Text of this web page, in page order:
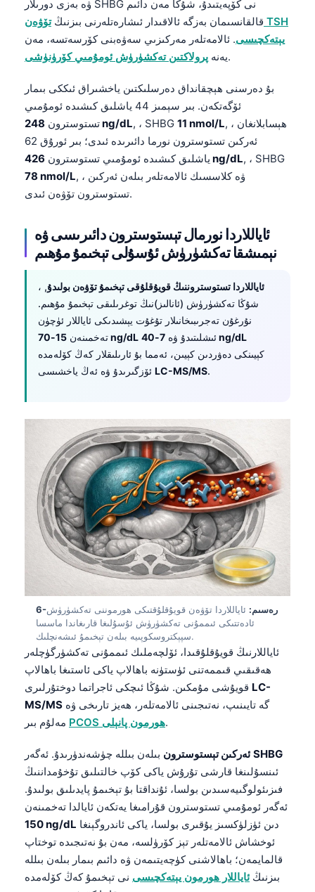
يېتەكچىسى. ئالامەتلەر مەركىزىي سەۋەبنى كۆرسەتسە، مەن
يەنەپرولاكتىن تەكشۈرۈش ئومۇمىي كۆرۈنۈشى .
ئۆگەتكەن. بىر سېمىز 44 ياشلىق كىشىدە ئومۇمىي
تستوسترون 248 ng/dL , ، SHBG11 nmol/L, ، ھېسابلانغان
ئەركىن تستوسترون نورما دائىرىدە ئىدى؛ بىر ئورۇق 62
ياشلىق كىشىدە ئومۇمىي تستوسترون426 ng/dL, ، SHBG
78 nmol/L, ، ۋە كلاسسىك ئالامەتلەر بىلەن ئەركىن
تستوسترون تۆۋەن ئىدى.
نېمىشقا تەكشۈرۈش ئۇسۇلى تېخىمۇ مۇھىم
شۇڭا تەكشۈرۈش (ئانالىز)نىڭ توغرىلىقى تېخىمۇ مۇھىم.
نۇرغۇن تەجرىبىخانىلار تۇغۇت يېشىدىكى ئاياللار ئۈچۈن
تەخمىنەن 15-70 ng/dL ئىشلىتىدۇ ۋە7-40 ng/dL
كېيىنكى دەۋردىن كېيىن، ئەمما بۇ ئارىلىقلار كەڭ كۆلەمدە
LC-MS/MS .
6-رەسىم:ئاياللاردا تۆۋەن قويۇقلۇقتىكى ھورموننى تەكشۈرۈش
سپېكتروسكوپىيە بىلەن تېخىمۇ ئىشەنچلىك.
ئاياللارنىڭ قويۇقلۇقىدا، ئۆلچەملىك ئىممۇنى تەكشۈرگۈچلەر
ھەقىقىي قىممەتنى ئۈستۈنە باھالاپ ياكى ئاستىغا باھالاپ
قويۇشى مۇمكىن. شۇڭا ئىچكى ئاجراتما دوختۇرلىرىLC-
MS/MSگە تايىنىپ، نەتىجىنى ئالامەتلەر، ھەيز تارىخى ۋە
مەلۇم بىر
PCOS ھورمون پانېلى.
ئىنسۇلىنغا قارشى تۇرۇش ياكى كۆپ خالتىلىق تۇخۇمداننىڭ
فىزىئولوگىيەسىدىن بولسا، ئۇنداقتا بۇ تېخىمۇ پايدىلىق بولىدۇ.
ئەگەر ئومۇمىي تستوسترون قۇرامىغا يەتكەن ئايالدا تەخمىنەن
150 ng/dLدىن ئۈزلۈكسىز يۇقىرى بولسا، ياكى ئاندروگېنغا
ئوخشاش ئالامەتلەر تېز كۆرۈلسە، مەن بۇ نەتىجىدە توختاپ
قالمايمەن؛ باھالاشنى كۈچەيتىمەن ۋە دائىم بىمار بىلەن بىللە
بىزنىڭئاياللار ھورمون يېتەكچىسى نى تېخىمۇ كەڭ كۆلەمدە
العربية المغربية
Afrikaans
Монгол
ພາສາລາວ
Basa Jawa
Cebuano
Татар теле
Беларуская мова
Esperanto
Frysk
Ślōnskŏ gŏdka
Norsk bokmål